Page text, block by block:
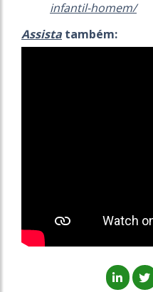
infantil-homem/
Assista também: